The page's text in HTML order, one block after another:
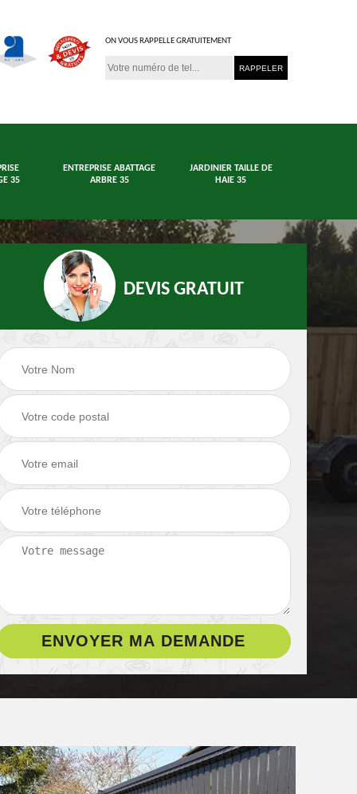
ON VOUS RAPPELLE GRATUITEMENT
35
ENTREPRISE ABATTAGE
ARBRE 35
JARDINIER TAILLE DE
HAIE 35
arbre et haie
Jardinier 35
DEVIS GRATUIT